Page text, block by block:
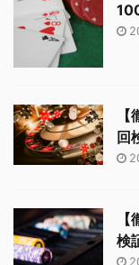
回
検